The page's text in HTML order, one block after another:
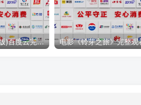
《阿凡达2》(国语版)百度云完整资源【1080P蓝光熟肉】高清在线